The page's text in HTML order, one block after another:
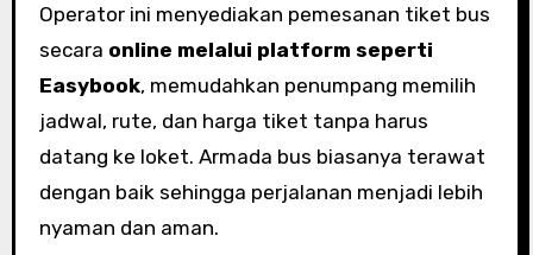
Operator ini menyediakan pemesanan tiket bus
secara online melalui platform seperti
Easybook, memudahkan penumpang memilih
jadwal, rute, dan harga tiket tanpa harus
datang ke loket. Armada bus biasanya terawat
dengan baik sehingga perjalanan menjadi lebih
nyaman dan aman.